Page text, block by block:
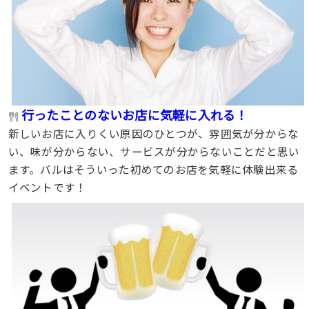
行ったことのないお店に気軽に入れる！
新しいお店に入りくい原因のひとつが、雰囲気が分からな
い、味が分からない、サービスが分からないことだと思い
ます。バルはそういった初めてのお店を気軽に体験出来る
イベントです！